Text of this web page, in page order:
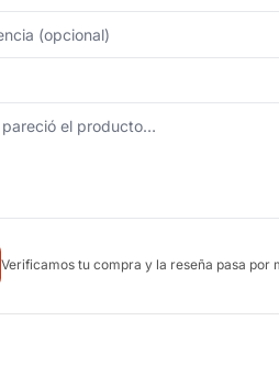
Verificamos tu compra y la reseña pasa por